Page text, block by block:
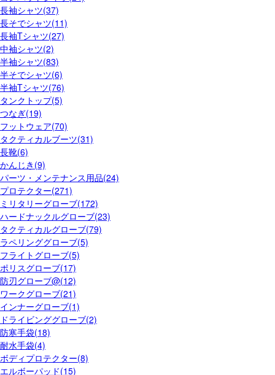
長袖シャツ(37)
長そでシャツ(11)
長袖Tシャツ(27)
中袖シャツ(2)
半袖シャツ(83)
半そでシャツ(6)
半袖Tシャツ(76)
タンクトップ(5)
つなぎ(19)
フットウェア(70)
タクティカルブーツ(31)
長靴(6)
かんじき(9)
パーツ・メンテナンス用品(24)
プロテクター(271)
ミリタリーグローブ(172)
ハードナックルグローブ(23)
タクティカルグローブ(79)
ラペリンググローブ(5)
フライトグローブ(5)
ポリスグローブ(17)
防刃グローブ@(12)
ワークグローブ(21)
インナーグローブ(1)
ドライビンググローブ(2)
防寒手袋(18)
耐水手袋(4)
ボディプロテクター(8)
エルボーパッド(15)